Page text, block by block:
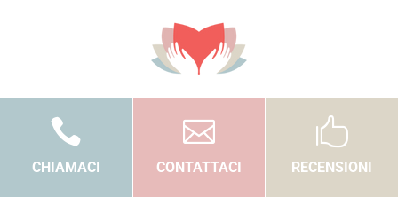

CHIAMACI

CONTATTACI

RECENSIONI